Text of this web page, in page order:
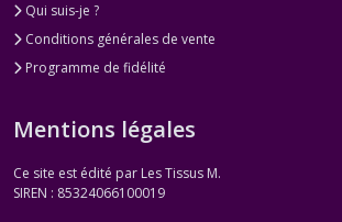
Qui suis-je ?
Conditions générales de vente
Programme de fidélité
Mentions légales
Ce site est édité par Les Tissus M.
SIREN : 85324066100019